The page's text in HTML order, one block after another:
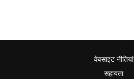
वेबसाइट नीतियां
सहायता